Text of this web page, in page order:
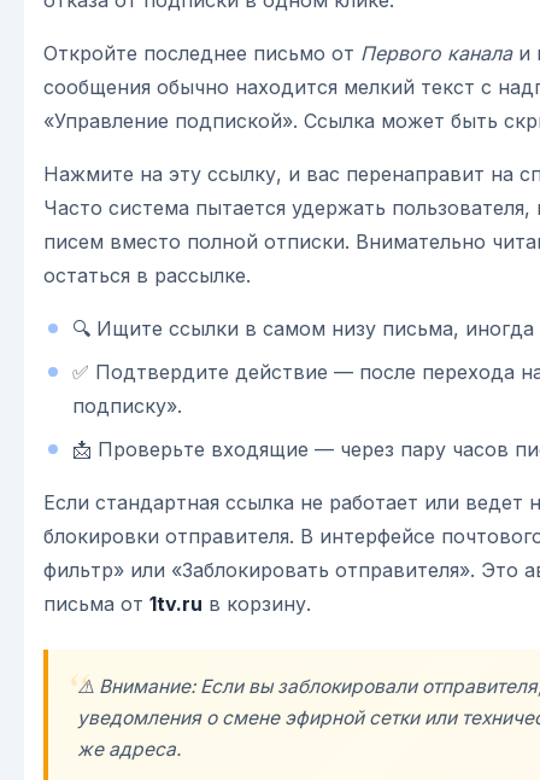
Откройте последнее письмо от Первого каналаи
сообщения обычно находится мелкий текст с
«Управление подпиской». Ссылка может быть
Нажмите на эту ссылку, и вас перенаправит на
Часто система пытается удержать
писем вместо полной отписки. Внимательно
остаться в рассылке.
🔍 Ищите ссылки в самом низу письма,
✅ Подтвердите действие — после перехода
подписку».
📩 Проверьте входящие — через пару часов
Если стандартная ссылка не работает или
блокировки отправителя. В интерфейсе
фильтр» или «Заблокировать отправителя». Это
письма от 1tv.ru в корзину.
⚠️ Внимание: Если вы заблокировали
уведомления о смене эфирной сетки или
же адреса.